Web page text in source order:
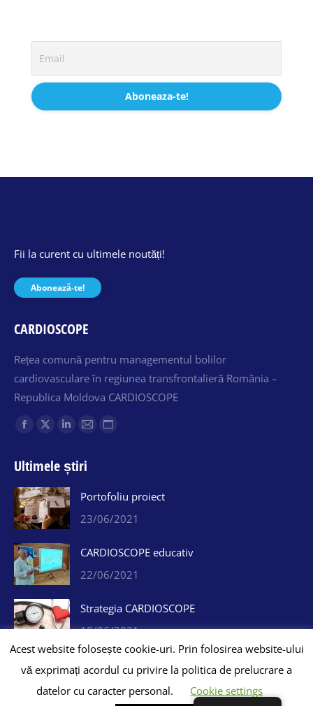
Fii la curent cu ultimele noutăți!
Abonează-te!
CARDIOSCOPE
Rețea comună pentru managementul bolilor
cardiovasculare în regiunea transfrontalieră România –
Republica Moldova CARDIOSCOPE
Find us on:
Facebook
opens
in
new
window
X
opens
in
new
window
Linkedin
opens
in
new
window
Mail
opens
new
window
Website
new
window
Ultimele știri
Portofoliu proiect
23/06/2021
CARDIOSCOPE educativ
22/06/2021
Strategia CARDIOSCOPE
18/06/2021
Cardioscope 2020
Acest website folosește cookie-uri. Prin folosirea website-ului
vă exprimați acordul cu privire la politica de prelucrare a
datelor cu caracter personal.
Cookie settings